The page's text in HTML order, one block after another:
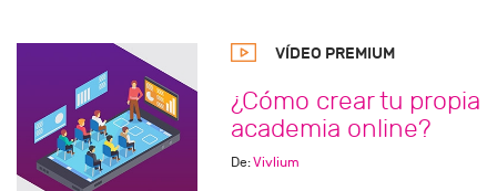
VÍDEO PREMIUM
¿Cómo crear tu propia
academia online?
De:Vivlium